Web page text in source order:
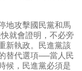
地攻擊國民黨和馬
就會證明，不必旁
新執政。民進黨該
替代選項──當人民
候，民進黨必須是